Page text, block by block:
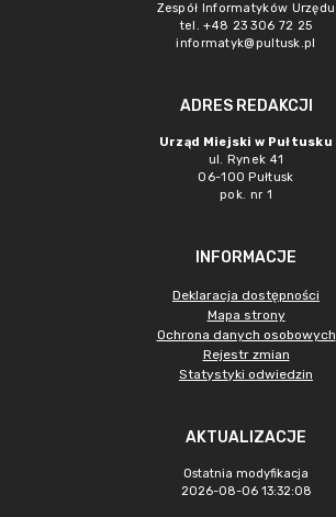
Zespół Informatyków Urzędu
tel. +48 23 306 72 25
informatyk@pultusk.pl
ADRES REDAKCJI
Urząd Miejski w Pułtusku
ul. Rynek 41
06-100 Pułtusk
pok. nr 1
INFORMACJE
Deklaracja dostępności
Mapa strony
Ochrona danych osobowych
Rejestr zmian
Statystyki odwiedzin
AKTUALIZACJE
Ostatnia modyfikacja
2026-08-06 13:32:08